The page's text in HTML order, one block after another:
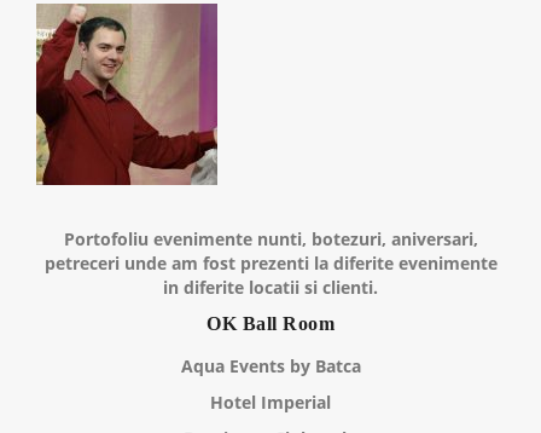
Portofoliu evenimente nunti, botezuri, aniversari,
petreceri unde am fost prezenti la diferite evenimente
in diferite locatii si clienti.
OK Ball Room
Aqua Events by Batca
Hotel Imperial